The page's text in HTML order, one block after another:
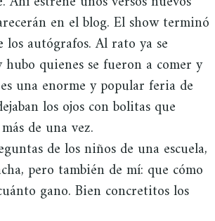
en el blog. El show terminó
autógrafos. Al rato ya se
hubo quienes se fueron a comer y
una enorme y popular feria de
los ojos con bolitas que
de una vez.
de los niños de una escuela,
pero también de mí: que cómo
gano. Bien concretitos los